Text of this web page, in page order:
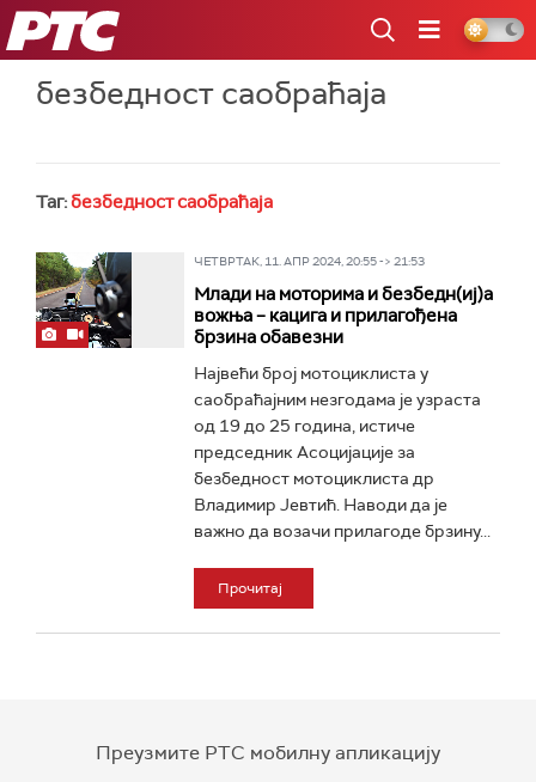
РТС
безбедност саобраћаја
Таг:безбедност саобраћаја
ЧЕТВРТАК, 11. АПР 2024, 20:55 -> 21:53
Млади на моторима и безбедн(иј)а
вожња – кацига и прилагођена
брзина обавезни
Највећи број мотоциклиста у
саобраћајним незгодама је узраста
од 19 до 25 година, истиче
председник Асоцијације за
безбедност мотоциклиста др
Владимир Јевтић. Наводи да је
важно да возачи прилагоде брзину...
Прочитај
Преузмите РТС мобилну апликацију